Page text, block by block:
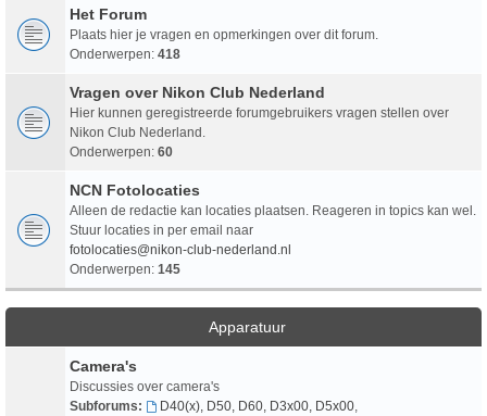
Het Forum
Plaats hier je vragen en opmerkingen over dit forum.
Onderwerpen: 418
Vragen over Nikon Club Nederland
Hier kunnen geregistreerde forumgebruikers vragen stellen over
Nikon Club Nederland.
Onderwerpen: 60
NCN Fotolocaties
Alleen de redactie kan locaties plaatsen. Reageren in topics kan wel.
Stuur locaties in per email naar
fotolocaties@nikon-club-nederland.nl
Onderwerpen: 145
Apparatuur
Camera's
Discussies over camera's
Subforums:
D40(x), D50, D60, D3x00, D5x00,